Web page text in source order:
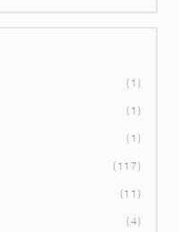
1
1
1
117
11
4